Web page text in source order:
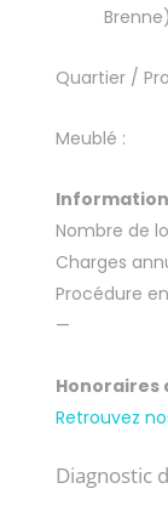
Quartier /
Meublé :
Nombre de
Charges
Procédure
—
Honoraires
Retrouvez
Diagnostic